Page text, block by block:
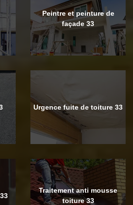
Peintre et peinture de
façade 33
Urgence fuite de toiture 33
Traitement anti mousse
toiture 33